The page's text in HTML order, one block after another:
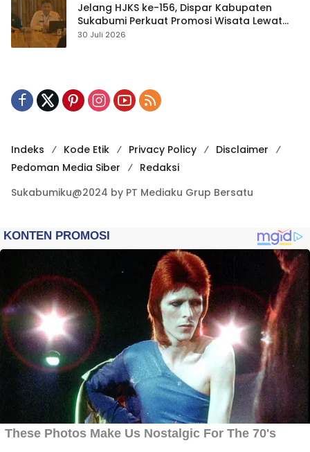
Jelang HJKS ke-156, Dispar Kabupaten
Sukabumi Perkuat Promosi Wisata Lewat
Publikasi Digital
30 Juli 2026
Indeks Kode Etik Privacy Policy
Disclaimer
Pedoman Media Siber
Redaksi
Sukabumiku@2024 by PT Mediaku Grup Bersatu